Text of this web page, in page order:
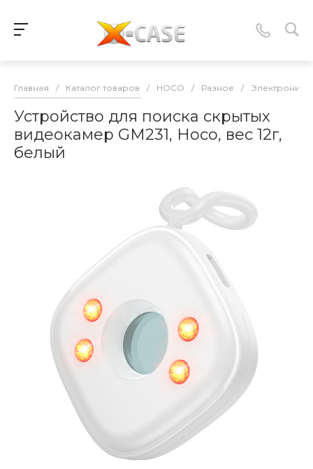
Главная / Каталог товаров / HOCO / Разное / Электроника
Устройство для поиска скрытых
видеокамер GM231, Носо, вес 12г,
белый